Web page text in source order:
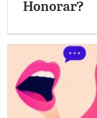
Honorar?